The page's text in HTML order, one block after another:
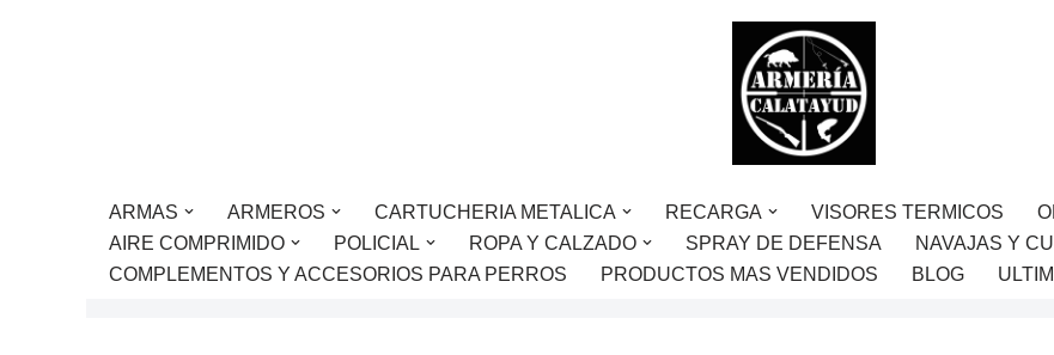
ARMAS ARMEROS CARTUCHERIA METALICA RECARGA VISORES TERMICOS
AIRE COMPRIMIDO
POLICIAL ROPA Y CALZADO SPRAY DE DEFENSA NAVAJAS Y
COMPLEMENTOS Y ACCESORIOS PARA PERROS
PRODUCTOS MAS VENDIDOS BLOG